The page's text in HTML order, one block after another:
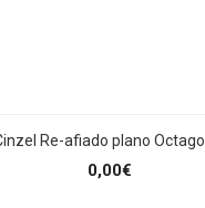
Re-afiado plano
0,00€